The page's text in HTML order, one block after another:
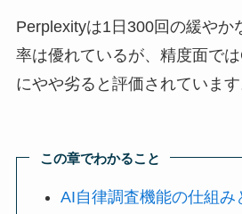
Perplexityは1日300回の緩やか
率は優れているが、精度面で
にやや劣ると評価されています
この章でわかること
AI自律調査機能の仕組み